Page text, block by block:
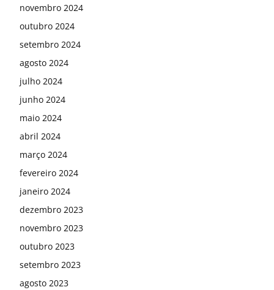
novembro 2024
outubro 2024
setembro 2024
agosto 2024
julho 2024
junho 2024
maio 2024
abril 2024
março 2024
fevereiro 2024
janeiro 2024
dezembro 2023
novembro 2023
outubro 2023
setembro 2023
agosto 2023